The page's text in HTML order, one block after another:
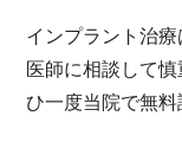
インプラント治
医師に相談して
ひ一度当院で無料